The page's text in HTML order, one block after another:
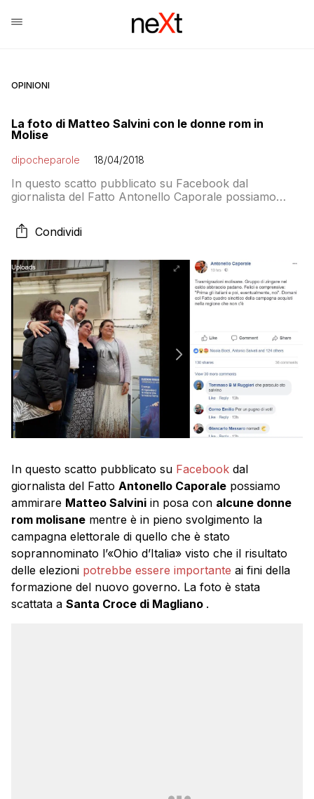
OPINIONI
La foto di Matteo Salvini con le donne rom in
Molise
dipocheparole 18/04/2018
In questo scatto pubblicato su Facebook dal
giornalista del Fatto Antonello Caporale possiamo
rom molisane mentre è in pieno svolgimento la
campagna elettorale di quello che è stato
delle elezioni potrebbe essere importante ai fini della
formazione del nuovo governo. […]
Condividi
In questo scatto pubblicato su Facebook dal
giornalista del Fatto Antonello Caporale possiamo
ammirare Matteo Salvini in posa con alcune donne
rom molisane mentre è in pieno svolgimento la
campagna elettorale di quello che è stato
soprannominato l’«Ohio d’Italia» visto che il risultato
delle elezioni potrebbe essere importante ai fini della
formazione del nuovo governo. La foto è stata
scattata a Santa Croce di Magliano .